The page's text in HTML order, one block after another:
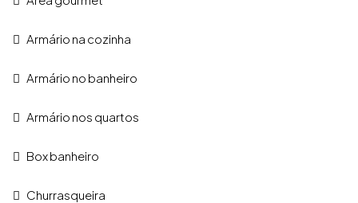
Armário na cozinha
Armário no banheiro
Armário nos quartos
Box banheiro
Churrasqueira